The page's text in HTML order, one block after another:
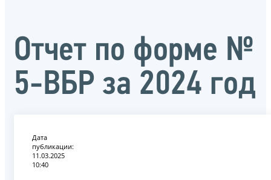
Отчет по форме №
5-ВБР за 2024 год
Дата
публикации:
11.03.2025
10:40